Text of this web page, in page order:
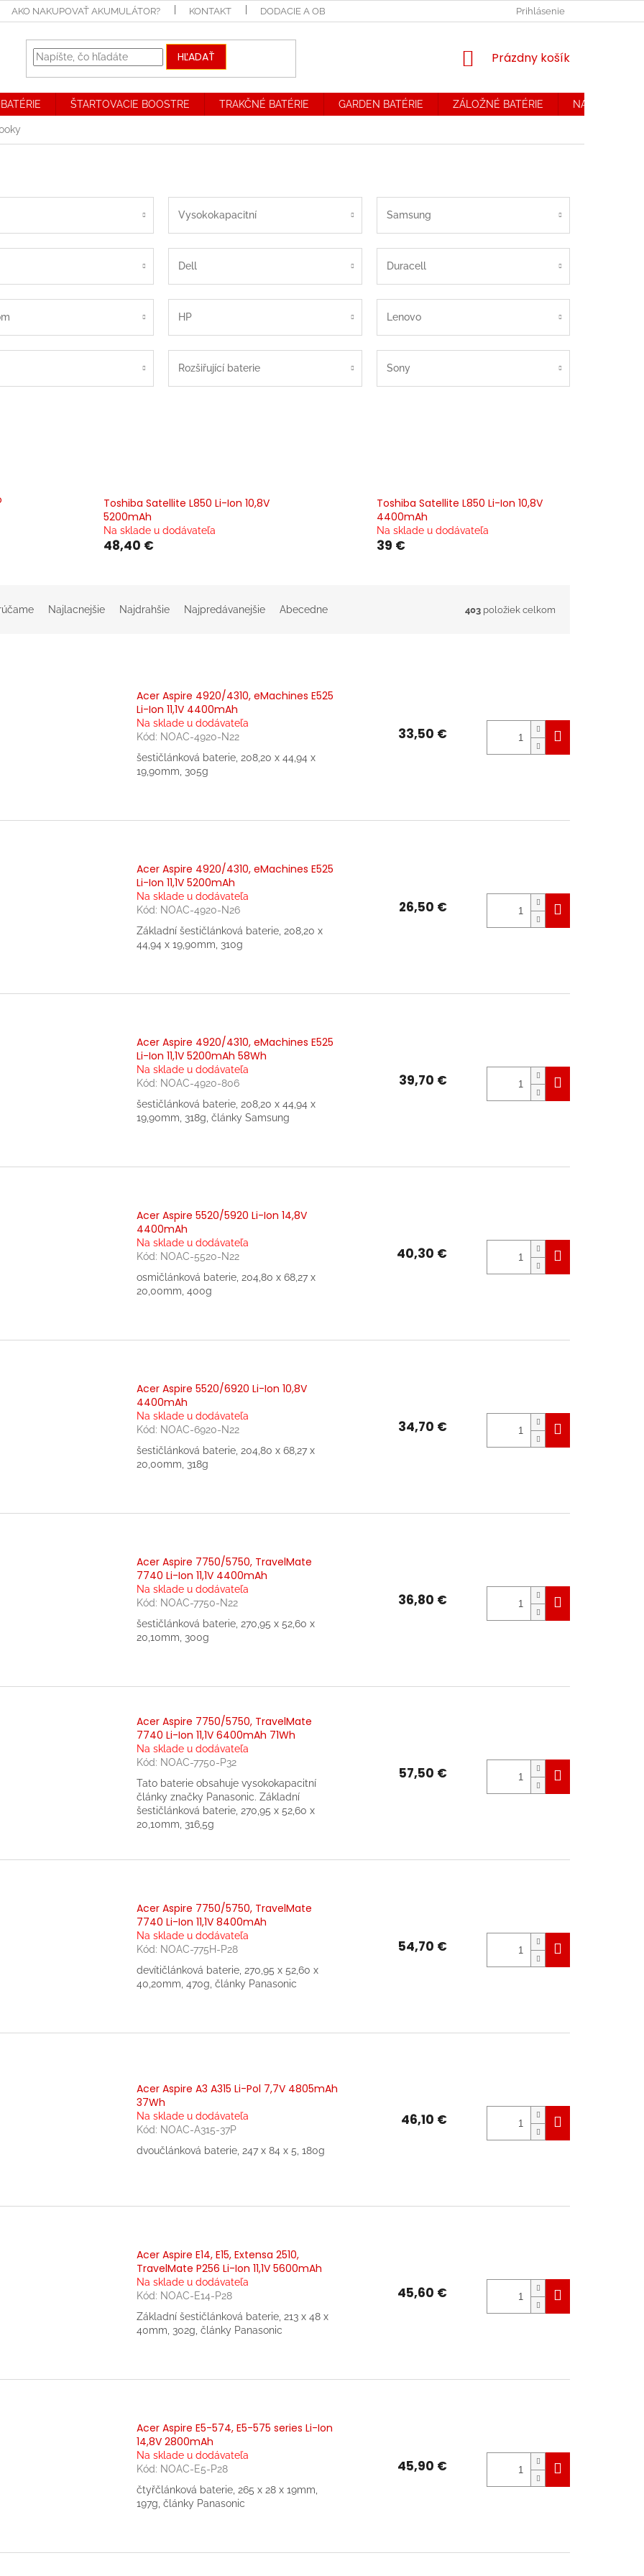
AKO NAKUPOVAŤ AKUMULÁTOR? KONTAKT DODACIE A OBCHODNÉ PODMIENKY. REKLAMAČNÝ PORIADOKPrihlásenie
HĽADAŤ
NÁKUPNÝ
Prázdny košík
ŠTARTOVACIE BOOSTRE TRAKČNÉ BATÉRIE GARDEN BATÉRIE ZÁLOŽNÉ BATÉRIE NABÍJAČKY
Vysokokapacitní Samsung
Dell Duracell
HP Lenovo
Rozšiřující baterie Sony
Toshiba Satellite L850 Li-Ion 10,8V
5200mAh
Na sklade u dodávateľa
48,40 €
Toshiba Satellite L850 Li-Ion 10,8V
4400mAh
Na sklade u dodávateľa
39 €
Najlacnejšie Najdrahšie Najpredávanejšie Abecedne 403 položiek celkom
Acer Aspire 4920/4310, eMachines E525
Li-Ion 11,1V 4400mAh
Na sklade u dodávateľa
Kód: NOAC-4920-N22
šestičlánková baterie, 208,20 x 44,94 x
19,90mm, 305g
33,50 €
Acer Aspire 4920/4310, eMachines E525
Li-Ion 11,1V 5200mAh
Na sklade u dodávateľa
Kód: NOAC-4920-N26
Základní šestičlánková baterie, 208,20 x
44,94 x 19,90mm, 310g
26,50 €
Acer Aspire 4920/4310, eMachines E525
Li-Ion 11,1V 5200mAh 58Wh
Na sklade u dodávateľa
Kód: NOAC-4920-806
šestičlánková baterie, 208,20 x 44,94 x
19,90mm, 318g, články Samsung
39,70 €
Acer Aspire 5520/5920 Li-Ion 14,8V
4400mAh
Na sklade u dodávateľa
Kód: NOAC-5520-N22
osmičlánková baterie, 204,80 x 68,27 x
20,00mm, 400g
40,30 €
Acer Aspire 5520/6920 Li-Ion 10,8V
4400mAh
Na sklade u dodávateľa
Kód: NOAC-6920-N22
šestičlánková baterie, 204,80 x 68,27 x
20,00mm, 318g
34,70 €
Acer Aspire 7750/5750, TravelMate
7740 Li-Ion 11,1V 4400mAh
Na sklade u dodávateľa
Kód: NOAC-7750-N22
šestičlánková baterie, 270,95 x 52,60 x
20,10mm, 300g
36,80 €
Acer Aspire 7750/5750, TravelMate
7740 Li-Ion 11,1V 6400mAh 71Wh
Na sklade u dodávateľa
Kód: NOAC-7750-P32
Tato baterie obsahuje vysokokapacitní
články značky Panasonic. Základní
šestičlánková baterie, 270,95 x 52,60 x
20,10mm, 316,5g
57,50 €
Acer Aspire 7750/5750, TravelMate
7740 Li-Ion 11,1V 8400mAh
Na sklade u dodávateľa
Kód: NOAC-775H-P28
devítičlánková baterie, 270,95 x 52,60 x
40,20mm, 470g, články Panasonic
54,70 €
Acer Aspire A3 A315 Li-Pol 7,7V 4805mAh
37Wh
Na sklade u dodávateľa
Kód: NOAC-A315-37P
dvoučlánková baterie, 247 x 84 x 5, 180g
46,10 €
Acer Aspire E14, E15, Extensa 2510,
TravelMate P256 Li-Ion 11,1V 5600mAh
Na sklade u dodávateľa
Kód: NOAC-E14-P28
Základní šestičlánková baterie, 213 x 48 x
40mm, 302g, články Panasonic
45,60 €
Acer Aspire E5-574, E5-575 series Li-Ion
14,8V 2800mAh
Na sklade u dodávateľa
Kód: NOAC-E5-P28
čtyřčlánková baterie, 265 x 28 x 19mm,
197g, články Panasonic
45,90 €